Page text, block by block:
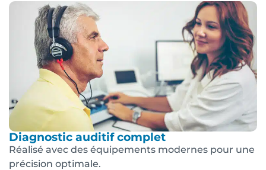
Diagnostic auditif complet
Réalisé avec des équipements modernes pour une
précision optimale.